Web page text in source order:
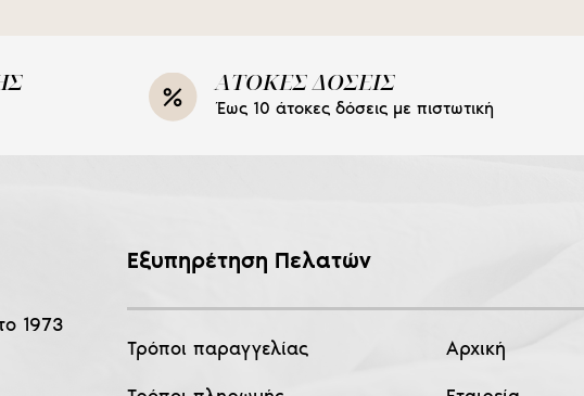
ΑΤΟΚΕΣ ΔΟΣΕΙΣ
Έως 10 άτοκες δόσεις με πιστωτική
1973
Εξυπηρέτηση Πελατών
Τρόποι παραγγελίας
Αρχική